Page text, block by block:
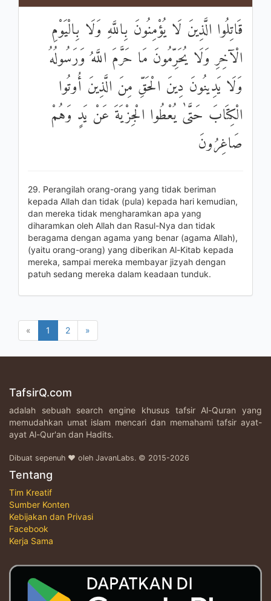
قَاتِلُوا الَّذِينَ لَا يُؤْمِنُونَ بِاللَّهِ وَلَا بِالْيَوْمِ
الْآخِرِ وَلَا يُحَرِّمُونَ مَا حَرَّمَ اللَّهُ وَرَسُولُهُ
وَلَا يَدِينُونَ دِينَ الْحَقِّ مِنَ الَّذِينَ أُوتُوا
الْكِتَابَ حَتَّىٰ يُعْطُوا الْجِزْيَةَ عَنْ يَدٍ وَهُمْ
صَاغِرُونَ
29. Perangilah orang-orang yang tidak beriman
kepada Allah dan tidak (pula) kepada hari kemudian,
dan mereka tidak mengharamkan apa yang
diharamkan oleh Allah dan Rasul-Nya dan tidak
beragama dengan agama yang benar (agama Allah),
(yaitu orang-orang) yang diberikan Al-Kitab kepada
mereka, sampai mereka membayar jizyah dengan
patuh sedang mereka dalam keadaan tunduk.
« 1 2 »
TafsirQ.com
adalah sebuah search engine khusus tafsir Al-Quran yang
memudahkan umat islam mencari dan memahami tafsir ayat-
ayat Al-Qur'an dan Hadits.
Dibuat sepenuh ♥ oleh JavanLabs. © 2015-2026
Tentang
Tim Kreatif
Sumber Konten
Kebijakan dan Privasi
Facebook
Kerja Sama